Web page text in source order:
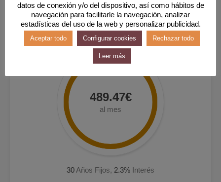
489.47€
al mes
30Años Fijos, 2.3% Interés
datos de conexión y/o del dispositivo, así como hábitos de
navegación para facilitarle la navegación, analizar
estadísticas del uso de la web y personalizar publicidad.
Aceptar todo Configurar cookies Rechazar todo
Leer más